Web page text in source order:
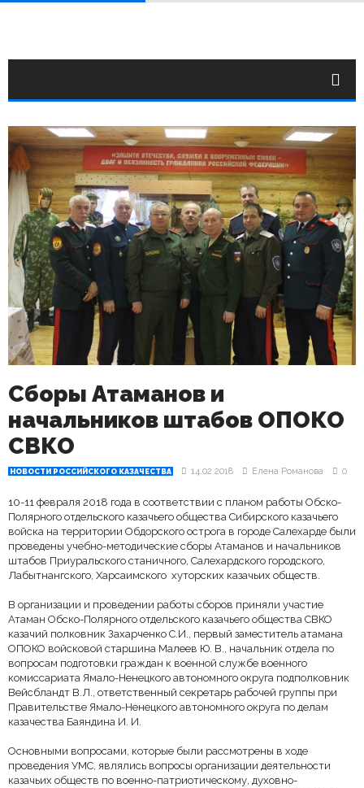
Сборы Атаманов и
начальников штабов ОПОКО
СВКО
НОВОСТИ РОССИЙСКОГО КАЗАЧЕСТВА 14.02.2018 Елена Романова 0
10-11 февраля 2018 года в соответствии с планом работы Обско-
Полярного отдельского казачьего общества Сибирского казачьего
войска на территории Обдорского острога в городе Салехарде были
проведены учебно-методические сборы Атаманов и начальников
штабов Приуральского станичного, Салехардского городского,
Лабытнангского, Харсаимского хуторских казачьих обществ.
В организации и проведении работы сборов приняли участие
Атаман Обско-Полярного отдельского казачьего общества СВКО
казачий полковник Захарченко С.И., первый заместитель атамана
ОПОКО войсковой старшина Малеев Ю. В., начальник отдела по
вопросам подготовки граждан к военной службе военного
комиссариата Ямало-Ненецкого автономного округа подполковник
Вейсбландт В.Л., ответственный секретарь рабочей группы при
Правительстве Ямало-Ненецкого автономного округа по делам
казачества Баяндина И. И.
Основными вопросами, которые были рассмотрены в ходе
проведения УМС, являлись вопросы организации деятельности
казачьих обществ по военно-патриотическому, духовно-